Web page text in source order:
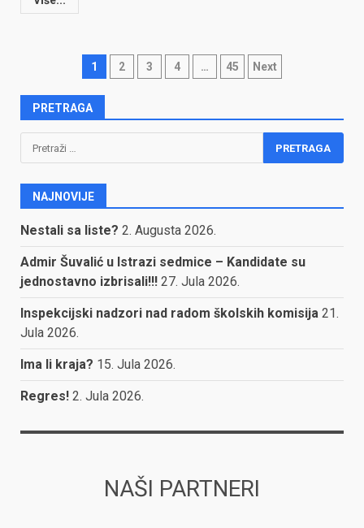
Posts
pagination
1 2 3 4 … 45 Next
PRETRAGA
Pretraga:
NAJNOVIJE
Nestali sa liste? 2. Augusta 2026.
Admir Šuvalić u Istrazi sedmice – Kandidate su
jednostavno izbrisali!!! 27. Jula 2026.
Inspekcijski nadzori nad radom školskih komisija 21.
Jula 2026.
Ima li kraja? 15. Jula 2026.
Regres! 2. Jula 2026.
NAŠI PARTNERI